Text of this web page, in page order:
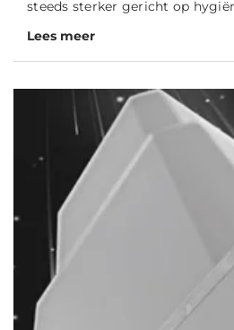
steeds sterker gericht op
Lees meer